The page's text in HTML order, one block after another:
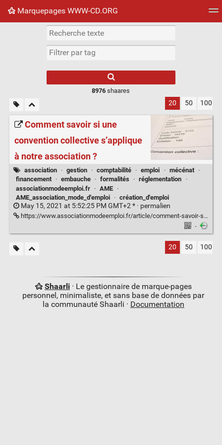
Marquepages WWW-CD.ORG
Nuage de tags Mur d'images
8976 shaares
20 50 100
Comment savoir si une
convention collective s’applique
à notre association ?
association · gestion · comptabilité · emploi · mécénat
·
financement
· embauche · formalités · réglementation
·
associationmodeemploi.fr
· AME
·
AME_association_mode_d'emploi
· création_d'emploi
May 15, 2021 at 5:52:25 PM GMT+2 * · permalien
https://www.associationmodeemploi.fr/article/comment-savoir-si-une-convention-collective-s-applique-a-notre-association.70169
·
20 50 100
Shaarli· Le gestionnaire de marque-pages
personnel, minimaliste, et sans base de données par
la communauté Shaarli · Documentation